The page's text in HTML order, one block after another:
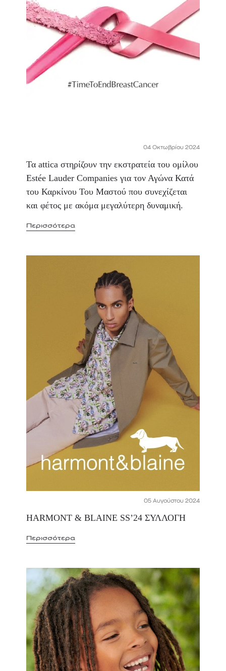
04 Οκτωβρίου 2024
Τα attica στηρίζουν την εκστρατεία του ομίλου
Estée Lauder Companies για τον Αγώνα Κατά
του Καρκίνου Του Μαστού που συνεχίζεται
και φέτος με ακόμα μεγαλύτερη δυναμική.
Περισσότερα
05 Αυγούστου 2024
HARMONT & BLAINE SS’24 ΣΥΛΛΟΓΗ
Περισσότερα